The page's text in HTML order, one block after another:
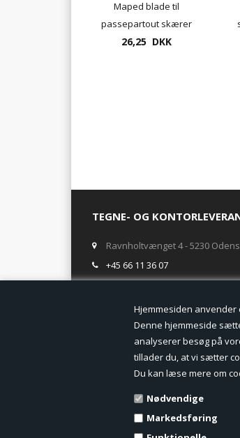
Denne hjemmeside
analyserer besøg på
tillader du, at vi sætter
Du kan læse mere om
Nødvendige
Markedsføring
Maped blade til
passepartout skærer
10 blade/pk.
26,25 DKK
TEGNE- OG
Ravnholtvænget 4 - 5230
+45 66 11 36 07
salg@tegneogkontor.dk
ÅBNINGSTIDER I BUTIKKEN
Mandag-Fredag: 8.00 - 17.00
Ring gerne for lagerstatus inden